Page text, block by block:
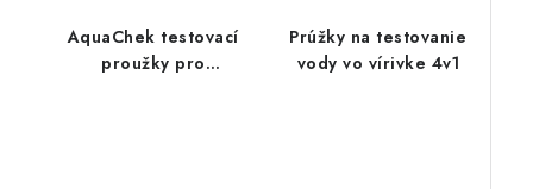
AquaChek testovací
proužky pro
Prúžky na testovanie
vody vo vírivke 4v1